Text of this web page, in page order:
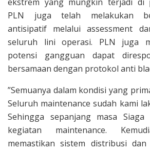
PLN juga telah melakukan
antisipatif melalui assessment
seluruh lini operasi. PLN juga
potensi gangguan dapat
bersamaan dengan protokol anti
”Semuanya dalam kondisi yang
Seluruh maintenance sudah kami
Sehingga sepanjang masa
kegiatan maintenance.
memastikan sistem distribusi dan